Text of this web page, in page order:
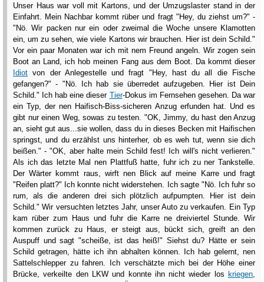
Unser Haus war voll mit Kartons, und der Umzugslaster stand in der
Einfahrt. Mein Nachbar kommt rüber und fragt "Hey, du ziehst um?" -
"Nö. Wir packen nur ein oder zweimal die Woche unsere Klamotten
ein, um zu sehen, wie viele Kartons wir brauchen. Hier ist dein Schild."
Vor ein paar Monaten war ich mit nem Freund angeln. Wir zogen sein
Boot an Land, ich hob meinen Fang aus dem Boot. Da kommt dieser
Idiot von der Anlegestelle und fragt "Hey, hast du all die Fische
gefangen?" - "Nö. Ich hab sie überredet aufzugeben. Hier ist Dein
Schild." Ich hab eine dieser Tier-Dokus im Fernsehen gesehen. Da war
ein Typ, der nen Haifisch-Biss-sicheren Anzug erfunden hat. Und es
gibt nur einen Weg, sowas zu testen. "OK, Jimmy, du hast den Anzug
an, sieht gut aus...sie wollen, dass du in dieses Becken mit Haifischen
springst, und du erzählst uns hinterher, ob es weh tut, wenn sie dich
beißen." - "OK, aber halte mein Schild fest! Ich will's nicht verlieren."
Als ich das letzte Mal nen Plattfuß hatte, fuhr ich zu ner Tankstelle.
Der Wärter kommt raus, wirft nen Blick auf meine Karre und fragt
"Reifen platt?" Ich konnte nicht widerstehen. Ich sagte "Nö. Ich fuhr so
rum, als die anderen drei sich plötzlich aufpumpten. Hier ist dein
Schild." Wir versuchten letztes Jahr, unser Auto zu verkaufen. Ein Typ
kam rüber zum Haus und fuhr die Karre ne dreiviertel Stunde. Wir
kommen zurück zu Haus, er steigt aus, bückt sich, greift an den
Auspuff und sagt "scheiße, ist das heiß!" Siehst du? Hätte er sein
Schild getragen, hätte ich ihn abhalten können. Ich hab gelernt, nen
Sattelschlepper zu fahren. Ich verschätzte mich bei der Höhe einer
Brücke, verkeilte den LKW und konnte ihn nicht wieder los kriegen